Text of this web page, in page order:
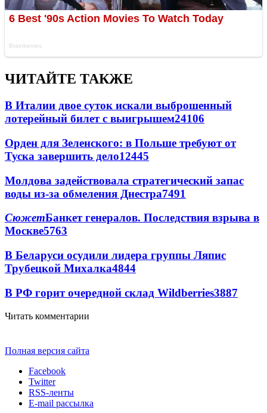
ЧИТАЙТЕ ТАКЖЕ
В Италии двое суток искали выброшенный
лотерейный билет с выигрышем24106
Орден для Зеленского: в Польше требуют от
Туска завершить дело12445
Молдова задействовала стратегический запас
воды из-за обмеления Днестра7491
СюжетБанкет генералов. Последствия взрыва в
Москве5763
В Беларуси осудили лидера группы Ляпис
Трубецкой Михалка4844
В РФ горит очередной склад Wildberries3887
Читать комментарии
Полная версия сайта
Facebook
Twitter
RSS-ленты
E-mail рассылка